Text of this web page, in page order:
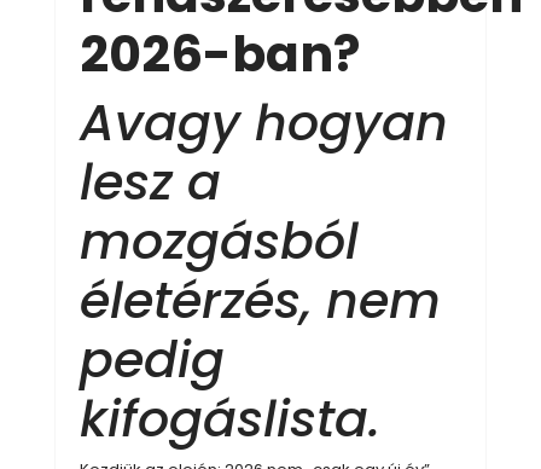
2026-ban?
Avagy hogyan
lesz a
mozgásból
életérzés, nem
pedig
kifogáslista.